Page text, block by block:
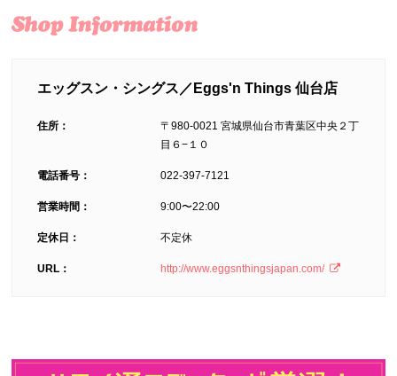
エッグスン・シングス／Eggs'n Things 仙台店
住所：
〒980-0021 宮城県仙台市青葉区中央２丁
目６−１０
電話番号： 022-397-7121
営業時間： 9:00〜22:00
定休日： 不定休
URL： http://www.eggsnthingsjapan.com/